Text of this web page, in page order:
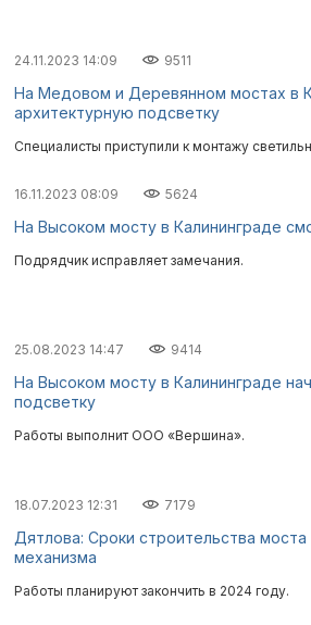
24.11.2023 14:09 9511
На Медовом и Деревянном мостах в
архитектурную подсветку
Специалисты приступили к монтажу
16.11.2023 08:09 5624
На Высоком мосту в Калининграде
Подрядчик исправляет замечания.
25.08.2023 14:47 9414
На Высоком мосту в Калининграде
подсветку
Работы выполнит ООО «Вершина».
18.07.2023 12:31 7179
Дятлова: Сроки строительства
механизма
Работы планируют закончить в 2024 году.